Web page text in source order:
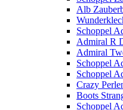
Alb
Schoppel
Admiral R
Admiral
Schoppel
Schoppel
Crazy
Boots
Schoppel